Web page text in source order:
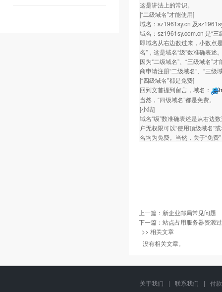
这是讲法上的常识。
[“二级域名”才能使用]
域名：sz1961sy.cn 及
域名：sz1961sy.com.cn 是“三
即域名从右边数过来，小数点
名”，这是域名“级”数准确表述
因为“二级域名”、“三级域名”
商申请注册“二级域名”、“三级
[“四级域名”都是免费]
回到文首提到留言，域名：
当然，“四级域名”都是免费。
[小结]
域名“级”数准确表述是从右边
户无权限可以“使用顶级域名”
名均为免费。当然，关于“免
上一篇： 新企业邮局常见问题
下一篇： 站点占用服务器资源
>> 相关文章
没有相关文章。
关于我们 | 联系我们 |
付